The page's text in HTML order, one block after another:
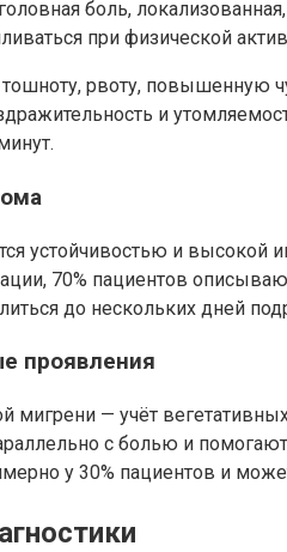
боль,
при физической
рвоту, повышенную
и
устойчивостью и
70% пациентов
до нескольких дней
проявления
мигрени — учёт
с болью и
у 30% пациентов и